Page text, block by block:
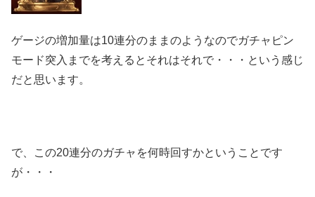
ゲージの増加量は10連分のままのようなのでガチャピン
モード突入までを考えるとそれはそれで・・・という感じ
だと思います。
で、この20連分のガチャを何時回すかということです
が・・・